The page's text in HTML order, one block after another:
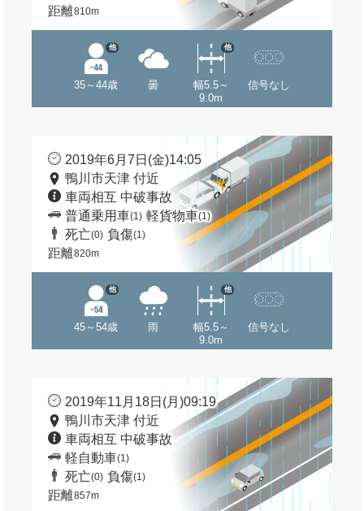
距離810m
35～44歳
他
曇
幅5.5～
9.0m
他
信号なし
2019年6月7日(金)14:05
鴨川市天津 付近
車両相互 中破事故
普通乗用車(1) 軽貨物車(1)
死亡(0) 負傷(1)
距離820m
45～54歳
他
雨
幅5.5～
9.0m
他
信号なし
2019年11月18日(月)09:19
鴨川市天津 付近
車両相互 中破事故
軽自動車(1)
死亡(0) 負傷(1)
距離857m